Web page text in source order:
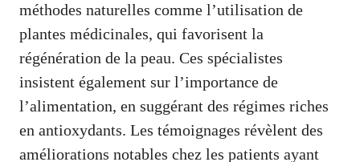
méthodes naturelles comme l’utilisation de
plantes médicinales, qui favorisent la
régénération de la peau. Ces spécialistes
insistent également sur l’importance de
l’alimentation, en suggérant des régimes riches
en antioxydants. Les témoignages révèlent des
améliorations notables chez les patients ayant